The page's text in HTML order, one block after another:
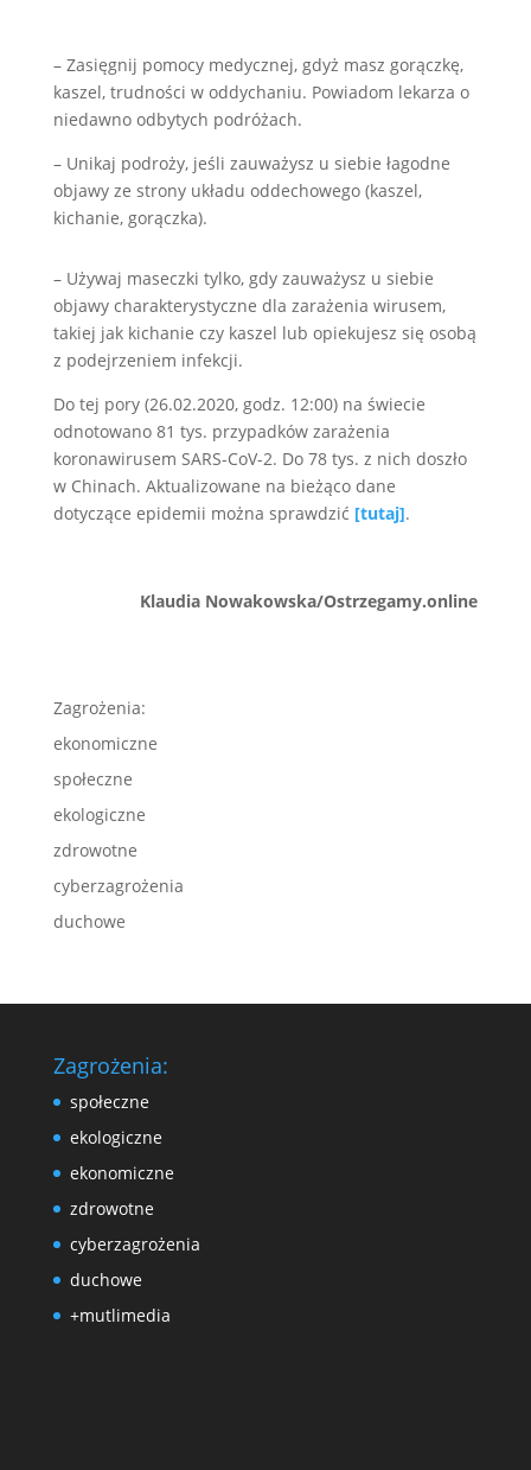
– Zasięgnij pomocy medycznej, gdyż masz gorączkę,
kaszel, trudności w oddychaniu. Powiadom lekarza o
niedawno odbytych podróżach.
– Unikaj podroży, jeśli zauważysz u siebie łagodne
objawy ze strony układu oddechowego (kaszel,
kichanie, gorączka).
– Używaj maseczki tylko, gdy zauważysz u siebie
objawy charakterystyczne dla zarażenia wirusem,
takiej jak kichanie czy kaszel lub opiekujesz się osobą
z podejrzeniem infekcji.
Do tej pory (26.02.2020, godz. 12:00) na świecie
odnotowano 81 tys. przypadków zarażenia
koronawirusem SARS-CoV-2. Do 78 tys. z nich doszło
w Chinach. Aktualizowane na bieżąco dane
dotyczące epidemii można sprawdzić [tutaj].
Klaudia Nowakowska/Ostrzegamy.online
Zagrożenia:
ekonomiczne
społeczne
ekologiczne
zdrowotne
cyberzagrożenia
duchowe
Zagrożenia:
społeczne
ekologiczne
ekonomiczne
zdrowotne
cyberzagrożenia
duchowe
+mutlimedia